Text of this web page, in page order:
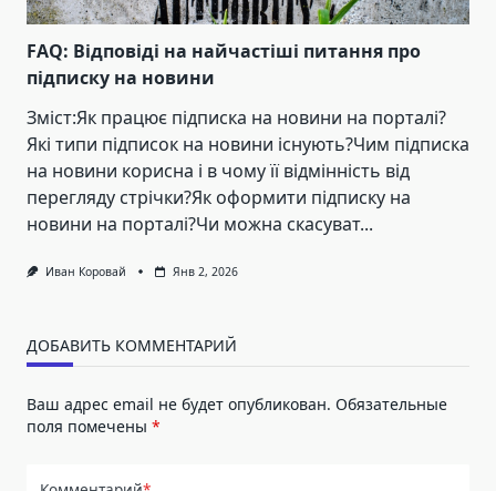
FAQ: Відповіді на найчастіші питання про
підписку на новини
Зміст:Як працює підписка на новини на порталі?
Які типи підписок на новини існують?Чим підписка
на новини корисна і в чому її відмінність від
перегляду стрічки?Як оформити підписку на
новини на порталі?Чи можна скасуват...
Иван Коровай Янв 2, 2026
ДОБАВИТЬ КОММЕНТАРИЙ
Ваш адрес email не будет опубликован. Обязательные
поля помечены *